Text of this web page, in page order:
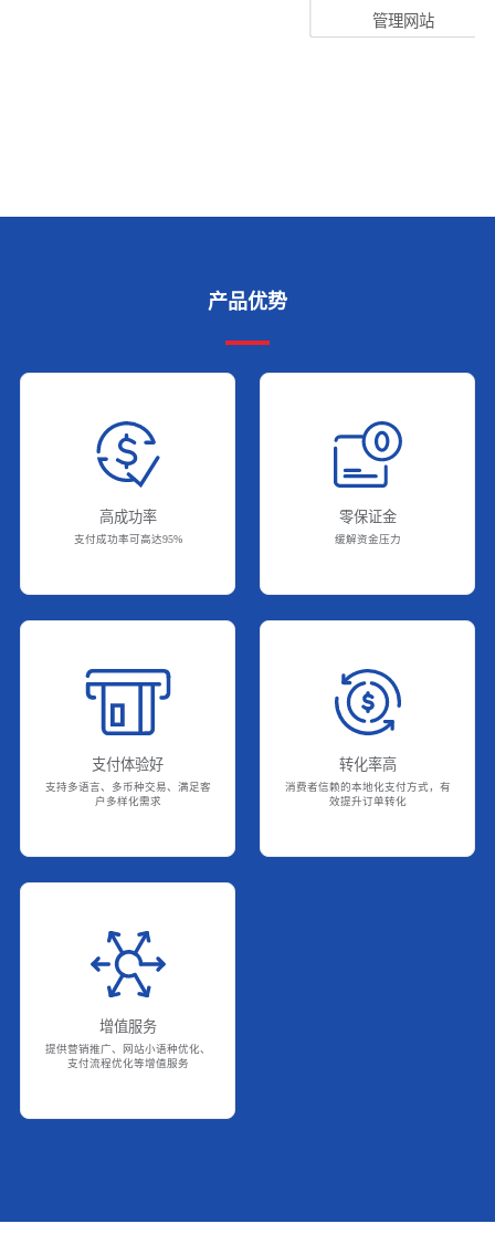
管理网站
产品优势
高成功率
支付成功率可高达95%
零保证金
缓解资金压力
支付体验好
支持多语言、多币种交易、满足客
户多样化需求
转化率高
消费者信赖的本地化支付方式，有
效提升订单转化
增值服务
提供营销推广、网站小语种优化、
支付流程优化等增值服务